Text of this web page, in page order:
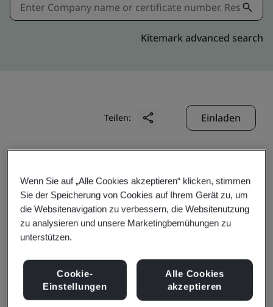
Kitemark advanced search
Teilen: Einladen
Ningbo Jintian Copper
Tube Co., Ltd.
Business scope:Design & Manufacture of copper and
Wenn Sie auf „Alle Cookies akzeptieren“ klicken, stimmen
Sie der Speicherung von Cookies auf Ihrem Gerät zu, um
die Websitenavigation zu verbessern, die Websitenutzung
zu analysieren und unsere Marketingbemühungen zu
unterstützen.
Cookie-
Einstellungen
Alle Cookies
akzeptieren